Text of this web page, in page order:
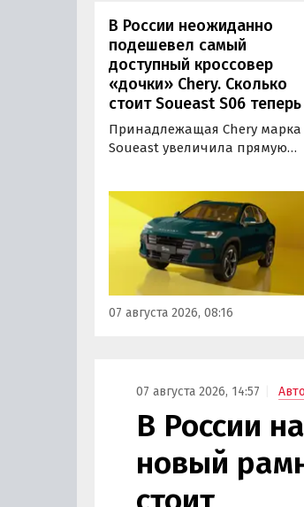
В России неожиданно
подешевел самый
доступный кроссовер
«дочки» Chery. Сколько
стоит Soueast S06 теперь
Принадлежащая Chery марка
Soueast увеличила прямую
России на 100 тыс. рублей.
Теперь при его покупке можно
сэкономить рекордные 250 тыс.
рублей, узнали «Автоновости
дня» в ходе мониторинга
прайс-листов марки.
07 августа 2026, 08:16
07 августа 2026, 14:57
В России
новый